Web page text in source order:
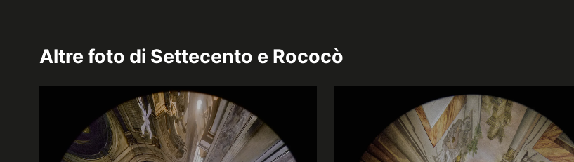
Altre foto di Settecento e Rococò